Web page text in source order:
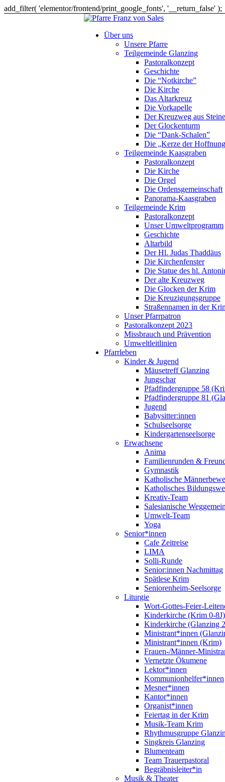
add_filter( 'elementor/frontend/print_google_fonts', '__return_false' );
Über uns
Unsere Pfarre
Teilgemeinde Glanzing
Pastoralkonzept
Geschichte
Die “Notkirche”
Die Kirche
Das Altarkreuz
Die Vorkapelle
Der Kreuzweg aus
Der Glockenturm
Die “Dank-Schalen”
Die „Kerze der
Teilgemeinde Kaasgraben
Pastoralkonzept
Die Kirche
Die Orgel
Die Ordensgemeinschaft
Panorama-Kaasgraben
Teilgemeinde Krim
Pastoralkonzept
Unser Umweltprogramm
Geschichte
Altarbild
Der Hl. Judas Thaddäus
Die Kirchenfenster
Die Statue des hl.
Der alte Kreuzweg
Die Glocken der Krim
Die Kreuzigungsgruppe
Straßennamen in der
Unser Pfarrpatron
Pastoralkonzept 2023
Missbrauch und Prävention
Umweltleitlinien
Pfarrleben
Kinder & Jugend
Mäusetreff Glanzing
Jungschar
Pfadfindergruppe 58
Pfadfindergruppe 81
Jugend
Babysitter:innen
Schulseelsorge
Kindergartenseelsorge
Erwachsene
Anima
Familienrunden &
Gymnastik
Katholische
Katholisches
Kreativ-Team
Salesianische
Umwelt-Team
Yoga
Senior*innen
Cafe Zeitreise
LIMA
Solli-Runde
Senior:innen Nachmittag
Spätlese Krim
Seniorenheim-Seelsorge
Liturgie
Wort-Gottes-Feier-
Kinderkirche (Krim 0-8J)
Kinderkirche (Glanzing
Ministrant*innen
Ministrant*innen (Krim)
Frauen-/Männer-
Vernetzte Ökumene
Lektor*innen
Kommunionhelfer*innen
Mesner*innen
Kantor*innen
Organist*innen
Feiertag in der Krim
Musik-Team Krim
Rhythmusgruppe
Singkreis Glanzing
Blumenteam
Team Trauerpastoral
Begräbnisleiter*in
Musik & Theater